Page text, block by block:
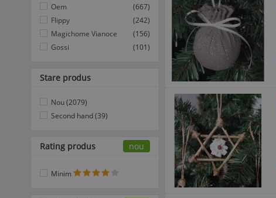
Oem
(667)
Flippy
(242)
Magichome Vianoce
(156)
Gossi
(101)
Stare produs
Nou (2079)
Second hand (39)
Rating produs nou
Minim